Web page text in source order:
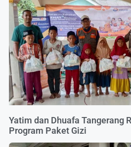
Yatim dan Dhuafa Tangerang
Program Paket Gizi